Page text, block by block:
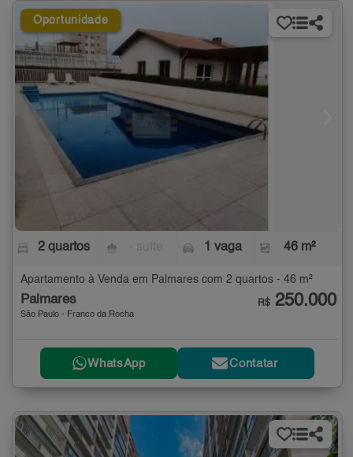
Oportunidade
2 quartos 1 vaga 46 m²
Apartamento à Venda em Palmares com 2 quartos - 46 m²
Palmares
São Paulo - Franco da Rocha
R$ 250.000
WhatsApp Contatar